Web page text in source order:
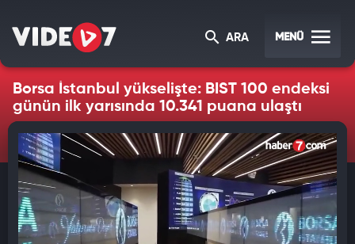
ARA MENÜ
Borsa İstanbul yükselişte: BIST 100 endeksi
günün ilk yarısında 10.341 puana ulaştı